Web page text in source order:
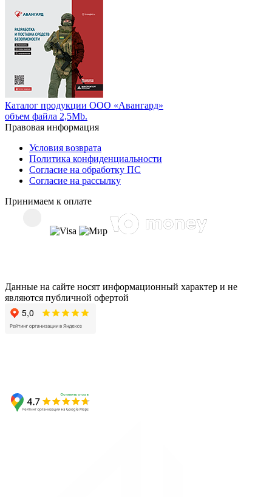
Каталог продукции ООО «Авангард»
объем файла 2,5Mb.
Правовая информация
Условия возврата
Политика конфиденциальности
Согласие на обработку ПС
Согласие на рассылку
Принимаем к оплате
Данные на сайте носят информационный характер и не
являются публичной офертой